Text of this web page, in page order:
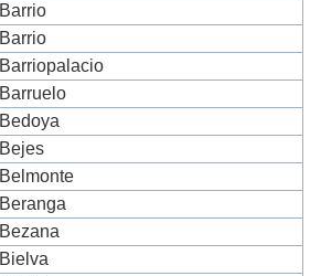
Barrio
Barrio
Barriopalacio
Barruelo
Bedoya
Bejes
Belmonte
Beranga
Bezana
Bielva